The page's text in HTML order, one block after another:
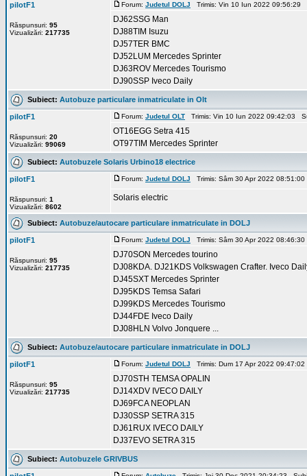
pilotF1
Răspunsuri: 95
Vizualizări: 217735
Forum: Judetul DOLJ Trimis: Vin 10 Iun 2022 09:56:29
DJ62SSG Man
DJ88TIM Isuzu
DJ57TER BMC
DJ52LUM Mercedes Sprinter
DJ63ROV Mercedes Tourismo
DJ90SSP Iveco Daily
Subiect: Autobuze particulare inmatriculate in Olt
pilotF1
Răspunsuri: 20
Vizualizări: 99069
Forum: Judetul OLT Trimis: Vin 10 Iun 2022 09:42:03
OT16EGG Setra 415
OT97TIM Mercedes Sprinter
Subiect: Autobuzele Solaris Urbino18 electrice
pilotF1
Răspunsuri: 1
Vizualizări: 8602
Forum: Judetul DOLJ Trimis: Sâm 30 Apr 2022
Solaris electric
Subiect: Autobuze/autocare particulare inmatriculate in DOLJ
pilotF1
Răspunsuri: 95
Vizualizări: 217735
Forum: Judetul DOLJ Trimis: Sâm 30 Apr 2022
DJ70SON Mercedes tourino
DJ08KDA. DJ21KDS Volkswagen Crafter. Iveco
DJ45SXT Mercedes Sprinter
DJ95KDS Temsa Safari
DJ99KDS Mercedes Tourismo
DJ44FDE Iveco Daily
DJ08HLN Volvo Jonquere ...
Subiect: Autobuze/autocare particulare inmatriculate in DOLJ
pilotF1
Răspunsuri: 95
Vizualizări: 217735
Forum: Judetul DOLJ Trimis: Dum 17 Apr 2022
DJ70STH TEMSA OPALIN
DJ14XDV IVECO DAILY
DJ69FCA NEOPLAN
DJ30SSP SETRA 315
DJ61RUX IVECO DAILY
DJ37EVO SETRA 315
Subiect: Autobuzele GRIVBUS